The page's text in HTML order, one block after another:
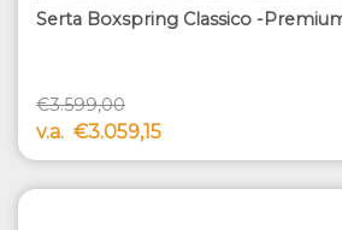
Serta Boxspring Classico -
€3.599,00
v.a. €3.059,15